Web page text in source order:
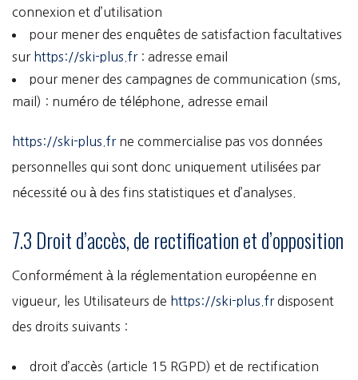
connexion et d’utilisation
pour mener des enquêtes de satisfaction facultatives
sur https://ski-plus.fr: adresse email
pour mener des campagnes de communication (sms,
mail) : numéro de téléphone, adresse email
https://ski-plus.frne commercialise pas vos données
personnelles qui sont donc uniquement utilisées par
nécessité ou à des fins statistiques et d’analyses.
7.3 Droit d’accès, de rectification et d’opposition
Conformément à la réglementation européenne en
vigueur, les Utilisateurs de https://ski-plus.frdisposent
des droits suivants :
droit d’accès (article 15 RGPD) et de rectification